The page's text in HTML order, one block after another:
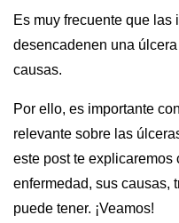
Es muy frecuente que
desencadenen una
causas.
Por ello, es importante
relevante sobre las
este post te explicaremos
enfermedad, sus causas,
puede tener. ¡Veamos!